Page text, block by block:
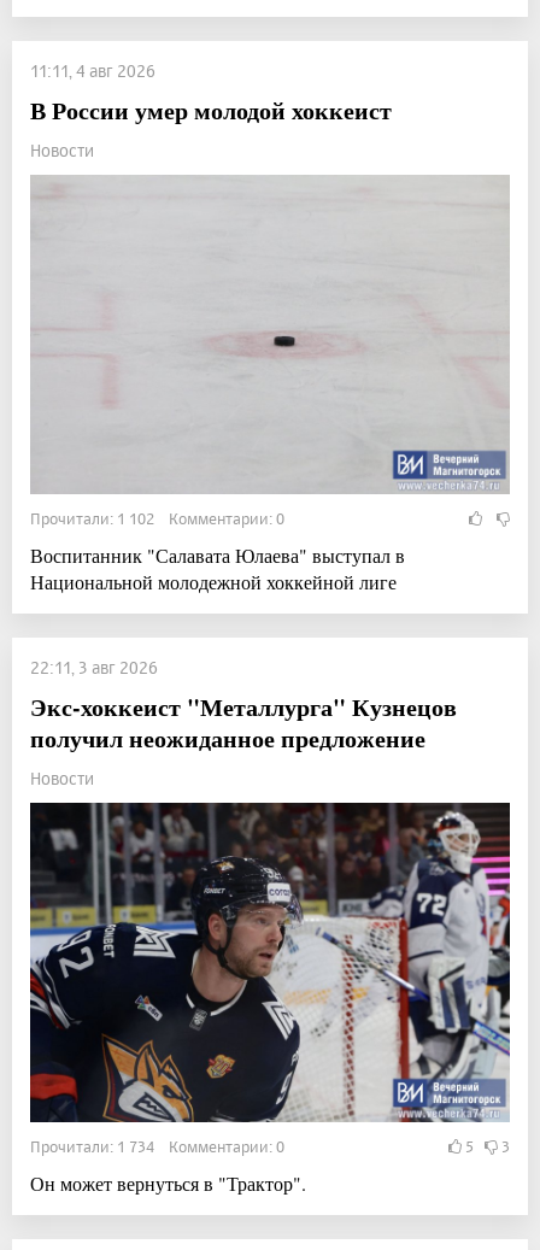
11:11, 4 авг 2026
В России умер молодой хоккеист
Новости
Прочитали: 1 102 Комментарии: 0
Воспитанник "Салавата Юлаева" выступал в
Национальной молодежной хоккейной лиге
22:11, 3 авг 2026
Экс-хоккеист "Металлурга" Кузнецов
получил неожиданное предложение
Новости
Прочитали: 1 734 Комментарии: 0 5 3
Он может вернуться в "Трактор".